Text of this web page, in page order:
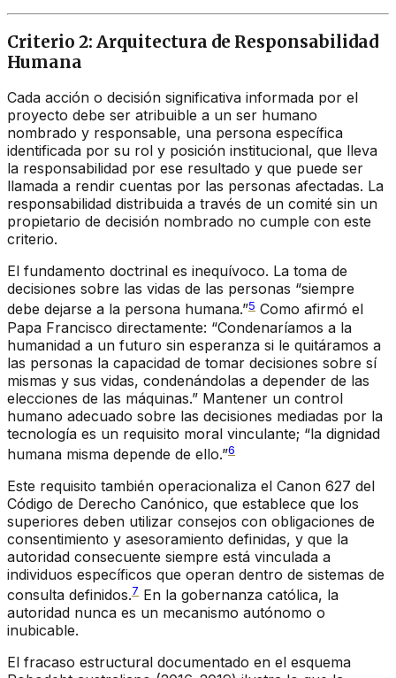
Criterio 2: Arquitectura de Responsabilidad
Humana
Cada acción o decisión significativa informada por el
proyecto debe ser atribuible a un ser humano
nombrado y responsable, una persona específica
identificada por su rol y posición institucional, que lleva
la responsabilidad por ese resultado y que puede ser
llamada a rendir cuentas por las personas afectadas. La
responsabilidad distribuida a través de un comité sin un
propietario de decisión nombrado no cumple con este
criterio.
El fundamento doctrinal es inequívoco. La toma de
decisiones sobre las vidas de las personas “siempre
debe dejarse a la persona humana.”5 Como afirmó el
Papa Francisco directamente: “Condenaríamos a la
humanidad a un futuro sin esperanza si le quitáramos a
las personas la capacidad de tomar decisiones sobre sí
mismas y sus vidas, condenándolas a depender de las
elecciones de las máquinas.” Mantener un control
humano adecuado sobre las decisiones mediadas por la
tecnología es un requisito moral vinculante; “la dignidad
humana misma depende de ello.”6
Este requisito también operacionaliza el Canon 627 del
Código de Derecho Canónico, que establece que los
superiores deben utilizar consejos con obligaciones de
consentimiento y asesoramiento definidas, y que la
autoridad consecuente siempre está vinculada a
individuos específicos que operan dentro de sistemas de
consulta definidos.7 En la gobernanza católica, la
autoridad nunca es un mecanismo autónomo o
inubicable.
El fracaso estructural documentado en el esquema